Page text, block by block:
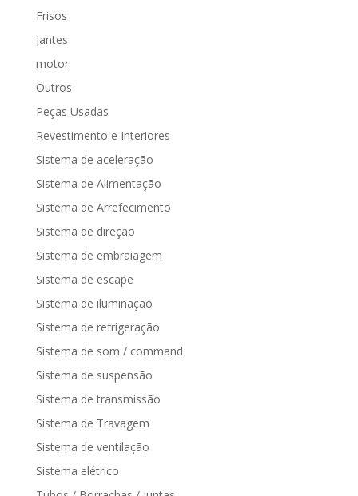
Frisos
Jantes
motor
Outros
Peças Usadas
Revestimento e Interiores
Sistema de aceleração
Sistema de Alimentação
Sistema de Arrefecimento
Sistema de direção
Sistema de embraiagem
Sistema de escape
Sistema de iluminação
Sistema de refrigeração
Sistema de som / command
Sistema de suspensão
Sistema de transmissão
Sistema de Travagem
Sistema de ventilação
Sistema elétrico